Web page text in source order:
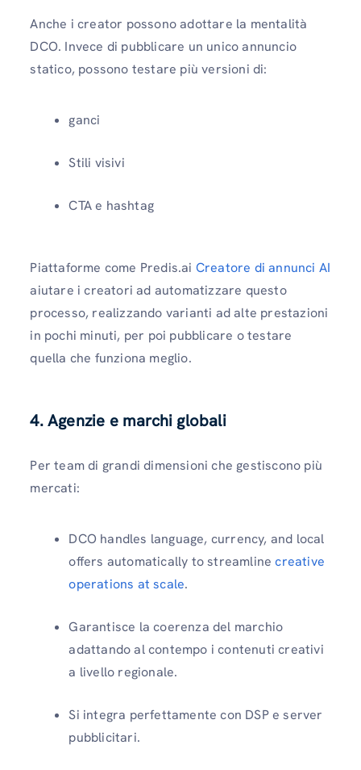
Anche i creator possono adottare la mentalità
DCO. Invece di pubblicare un unico annuncio
statico, possono testare più versioni di:
ganci
Stili visivi
CTA e hashtag
Piattaforme come Predis.ai Creatore di annunci AI
aiutare i creatori ad automatizzare questo
processo, realizzando varianti ad alte prestazioni
in pochi minuti, per poi pubblicare o testare
quella che funziona meglio.
4. Agenzie e marchi globali
Per team di grandi dimensioni che gestiscono più
mercati:
DCO handles language, currency, and local
offers automatically to streamlinecreative
operations at scale.
Garantisce la coerenza del marchio
adattando al contempo i contenuti creativi
a livello regionale.
Si integra perfettamente con DSP e server
pubblicitari.